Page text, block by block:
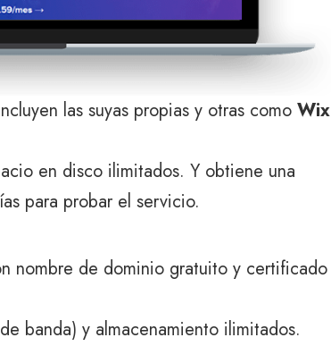
las suyas propias y otras como Wix
en disco ilimitados. Y obtiene una
para probar el servicio.
nombre de dominio gratuito y certificado
banda) y almacenamiento ilimitados.